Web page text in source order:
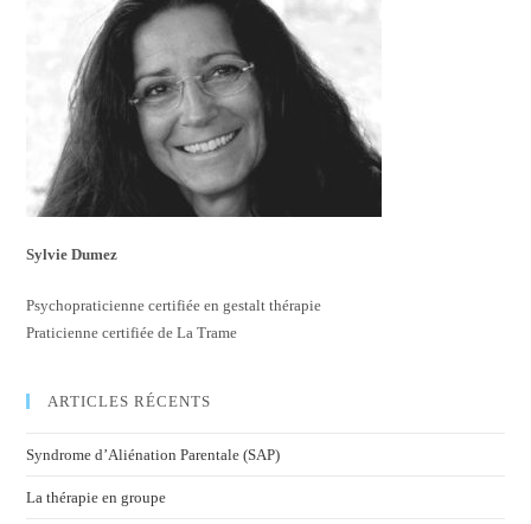
Sylvie Dumez
Psychopraticienne certifiée en gestalt thérapie
Praticienne certifiée de La Trame
ARTICLES RÉCENTS
Syndrome d’Aliénation Parentale (SAP)
La thérapie en groupe